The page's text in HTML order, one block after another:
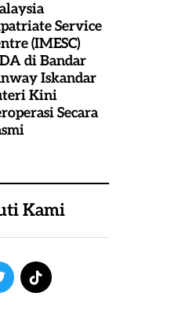
Service
(IMESC)
di Bandar
Iskandar
Kini
Secara
Kami